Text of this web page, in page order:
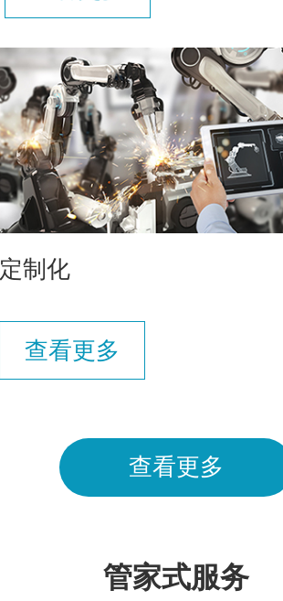
定制化
查看更多
查看更多
管家式服务